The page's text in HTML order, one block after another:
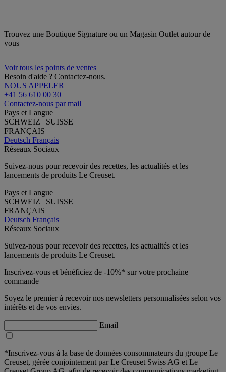
Trouvez une Boutique Signature ou un Magasin Outlet autour de
vous
Voir tous les points de ventes
Besoin d'aide ? Contactez-nous.
NOUS APPELER
+41 56 610 00 30
Contactez-nous par mail
Pays et Langue
SCHWEIZ | SUISSE
FRANÇAIS
Deutsch Français
Réseaux Sociaux
Suivez-nous pour recevoir des recettes, les actualités et les
lancements de produits Le Creuset.
Pays et Langue
SCHWEIZ | SUISSE
FRANÇAIS
Deutsch Français
Réseaux Sociaux
Suivez-nous pour recevoir des recettes, les actualités et les
lancements de produits Le Creuset.
Inscrivez-vous et bénéficiez de -10%* sur votre prochaine
commande
Soyez le premier à recevoir nos newsletters personnalisées selon vos
intérêts et de vos envies.
Email
*Inscrivez-vous à la base de données consommateurs du groupe Le
Creuset, gérée conjointement par Le Creuset Swiss AG et Le